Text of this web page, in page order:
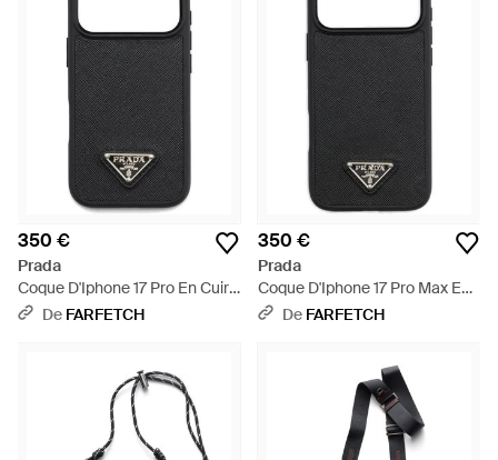
350 €
Prada
Coque D'Iphone 17 Pro En Cuir -
NoirDe FARFETCH
350 €
Prada
Coque D'Iphone 17 Pro Max En
Cuir - Noir
De FARFETCH